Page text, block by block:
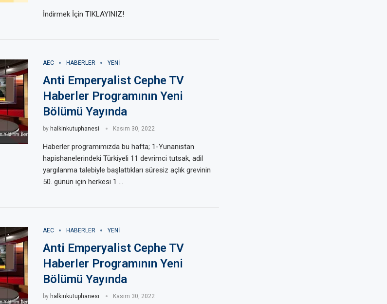
İndirmek İçin TIKLAYINIZ!
AEC HABERLER YENI
Anti Emperyalist Cephe TV
Haberler Programının Yeni
Bölümü Yayında
by halkinkutuphanesi Kasım 30, 2022
Haberler programımızda bu hafta; 1-Yunanistan
hapishanelerindeki Türkiyeli 11 devrimci tutsak, adil
yargılanma talebiyle başlattıkları süresiz açlık grevinin
50. günün için herkesi 1 …
AEC HABERLER YENI
Anti Emperyalist Cephe TV
Haberler Programının Yeni
Bölümü Yayında
by halkinkutuphanesi Kasım 30, 2022